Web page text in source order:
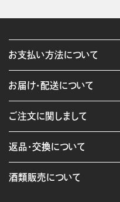
お支払い方法について
お届け・配送について
ご注文に関しまして
返品・交換について
酒類販売について